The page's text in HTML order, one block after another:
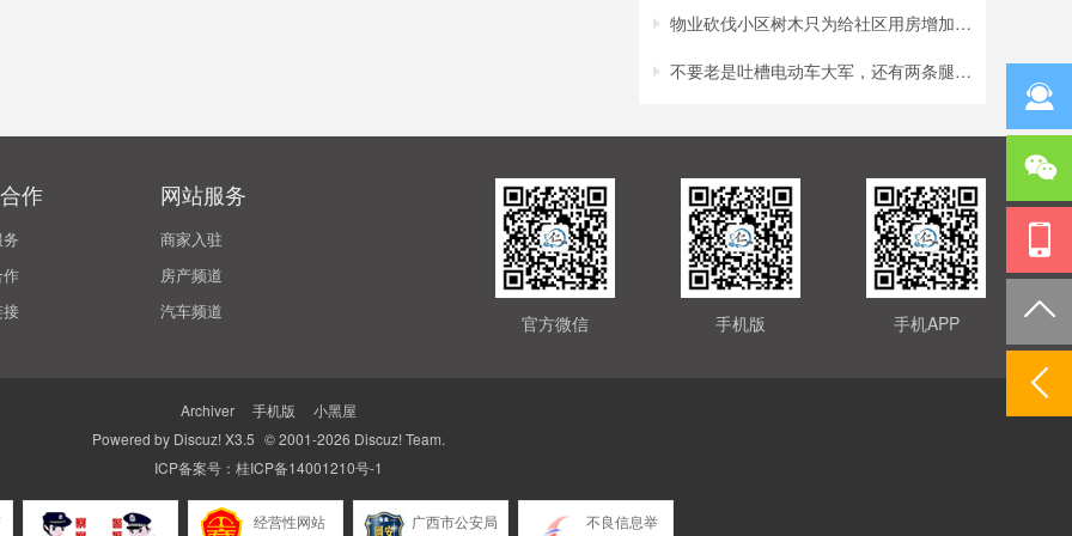
物业砍伐小区树木只为给社区用房增加采光？
不要老是吐槽电动车大军，还有两条腿的行人
作 网站服务
商家入驻
房产频道
汽车频道
手机APP
手机版
官方微信
Archiver 手机版
小黑屋
Powered by Discuz! X3.5 © 2001-2026 Discuz! Team.
ICP备案号： 桂ICP备14001210号-1
经营性网站 广西市公安局 不良信息举